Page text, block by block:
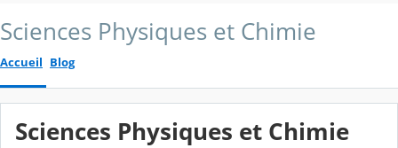
Sciences Physiques et Chimie
Accueil Blog
Sciences Physiques et Chimie